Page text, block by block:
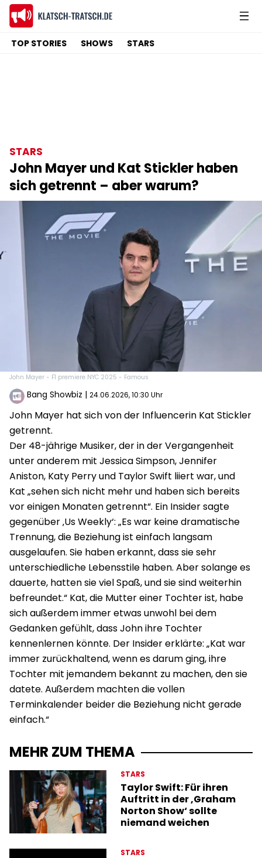
TOP STORIES SHOWS STARS
STARS
John Mayer und Kat Stickler haben
sich getrennt – aber warum?
John Mayer - F1 premiere NYC 2025 - Famous
Bang Showbiz | 24.06.2026, 10:30 Uhr
John Mayer hat sich von der Influencerin Kat Stickler
getrennt.
Der 48-jährige Musiker, der in der Vergangenheit
unter anderem mit Jessica Simpson, Jennifer
Aniston, Katy Perry und Taylor Swift liiert war, und
Kat „sehen sich nicht mehr und haben sich bereits
vor einigen Monaten getrennt“. Ein Insider sagte
gegenüber ‚Us Weekly‘: „Es war keine dramatische
Trennung, die Beziehung ist einfach langsam
ausgelaufen. Sie haben erkannt, dass sie sehr
unterschiedliche Lebensstile haben. Aber solange es
dauerte, hatten sie viel Spaß, und sie sind weiterhin
befreundet.“ Kat, die Mutter einer Tochter ist, habe
sich außerdem immer etwas unwohl bei dem
Gedanken gefühlt, dass John ihre Tochter
kennenlernen könnte. Der Insider erklärte: „Kat war
immer zurückhaltend, wenn es darum ging, ihre
Tochter mit jemandem bekannt zu machen, den sie
datete. Außerdem machten die vollen
Terminkalender beider die Beziehung nicht gerade
einfach.“
MEHR ZUM THEMA
STARS
Taylor Swift: Für ihren
Auftritt in der ‚Graham
Norton Show‘ sollte
niemand weichen
STARS